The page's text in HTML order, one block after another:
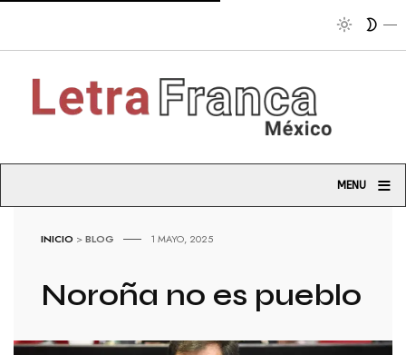
MENU ≡
INICIO >BLOG 1 MAYO, 2025
Noroña no es pueblo